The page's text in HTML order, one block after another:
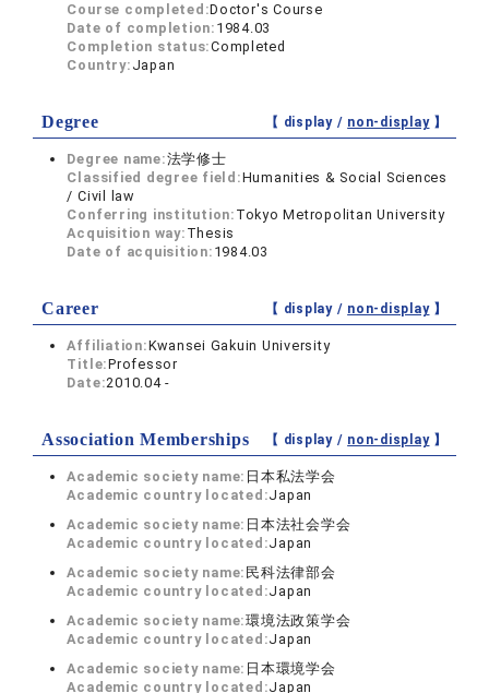
Course completed:Doctor's Course
Date of completion: 1984.03
Completion status:Completed
Country: Japan
Degree 【 display / non-display】
Degree name:法学修士
Classified degree field:Humanities & Social Sciences
/ Civil law
Conferring institution: Tokyo Metropolitan University
Acquisition way: Thesis
Date of acquisition: 1984.03
Career 【 display / non-display】
Affiliation:Kwansei Gakuin University
Title:Professor
Date:2010.04 -
Association Memberships 【 display / non-display】
Academic society name: 日本私法学会
Academic country located:Japan
Academic society name: 日本法社会学会
Academic country located:Japan
Academic society name: 民科法律部会
Academic country located:Japan
Academic society name:環境法政策学会
Academic country located:Japan
Academic society name: 日本環境学会
Academic country located:Japan